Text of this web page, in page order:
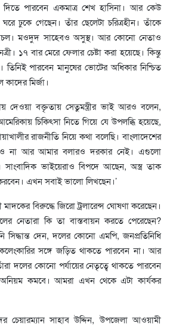
দিতে পারবেন একমাত্র শেখ হাসিনা। আর কেউ
ঢুকে গেছেন। তাঁর ছেলেটা চরিত্রহীন। তাঁকে
মওদুদ সাহেবও অসুস্থ। আর কোনো নেতাও
১৭ বার মেরে ফেলার চেষ্টা করা হয়েছে। কিন্তু
তিনিই পারবেন মানুষের ভোটের অধিকার নিশ্চিত
মির্জা।
দেওয়া বক্তৃতায় সেতুমন্ত্রীর ভাই আরও বলেন,
চিকিৎসা নিতে গিয়ে যে উপলব্ধি হয়েছে,
রাজনীতি নিয়ে কথা বলেছি। বাংলাদেশের
না আর আমার বলারও দরকার নেই। এগুলো
সাংবাদিক ভাইয়েরাও বিপদে আছেন, অস্ত্র তাক
এখন সবাই ভালো লিখছেন।’
বিরুদ্ধে জিরো ট্রলারেন্স ঘোষণা করেছেন।
নেতারা কি তা বাস্তবায়ন করতে পেরেছেন?
সিদ্ধান্ত দেন, দলের কোনো এমপি, জনপ্রতিনিধি
সঙ্গে জড়িত থাকতে পারবেন না। আর
দলের কোনো পর্যায়ের নেতৃত্বে থাকতে পারবেন
কমবে। আমরা এখন থেকে এটা কার্যকর
চেয়ারম্যান সাহাব উদ্দিন, উপজেলা আওয়ামী